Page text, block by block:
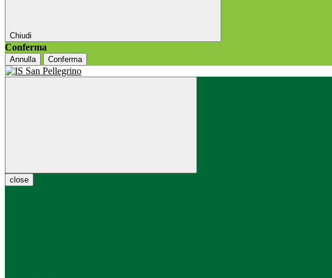
Chiudi
Conferma
Annulla Conferma
close